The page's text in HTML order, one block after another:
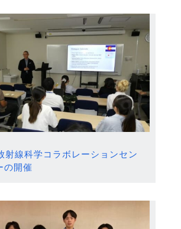
射線科学コラボレーションセン
の開催